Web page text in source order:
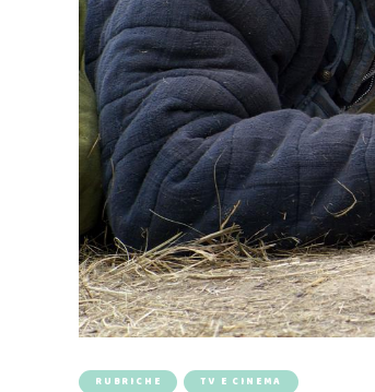
RUBRICHE TV E CINEMA